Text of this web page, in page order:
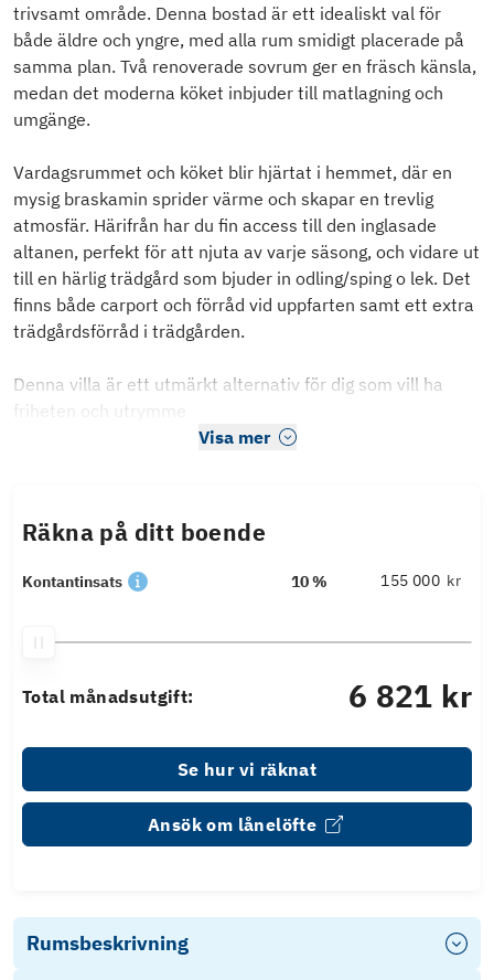
trivsamt område. Denna bostad är ett idealiskt val för
både äldre och yngre, med alla rum smidigt placerade på
samma plan. Två renoverade sovrum ger en fräsch känsla,
medan det moderna köket inbjuder till matlagning och
umgänge.
Vardagsrummet och köket blir hjärtat i hemmet, där en
mysig braskamin sprider värme och skapar en trevlig
atmosfär. Härifrån har du fin access till den inglasade
altanen, perfekt för att njuta av varje säsong, och vidare ut
till en härlig trädgård som bjuder in odling/sping o lek. Det
finns både carport och förråd vid uppfarten samt ett extra
trädgårdsförråd i trädgården.
Denna villa är ett utmärkt alternativ för dig som vill ha
friheten och utrymme
Visa mer
Räkna på ditt boende
Kontantinsats 10 % kr
Total månadsutgift: 6 821 kr
Se hur vi räknat
Ansök om lånelöfte
Rumsbeskrivning